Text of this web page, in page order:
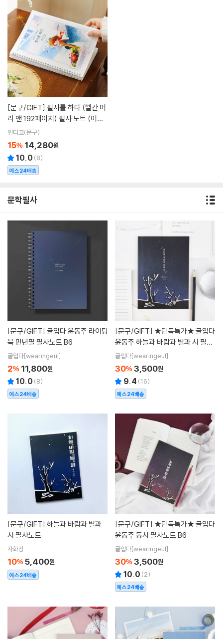
[문구/GIFT]
리 앤 192페이지) 필사 노트 (어른
학습지②)
인디고(문구)
15% 14,280원
10.0 (8)
예스24배송
문학필사
[문구/GIFT]
북 만년필 필사노트 B6
글입다[wearingeul]
2% 11,800원
10.0 (8)
예스24배송
[문구/GIFT]
윤동주 하늘과 바람과 별과 시 필사
노트 B6
글입다[wearingeul]
30% 3,500원
9.4 (16)
예스24배송
[문구/GIFT]
시 필사노트
자화상
10% 5,400원
예스24배송
[문구/GIFT]
윤동주 동시 필사노트 B6
글입다[wearingeul]
30% 3,500원
10.0 (2)
예스24배송